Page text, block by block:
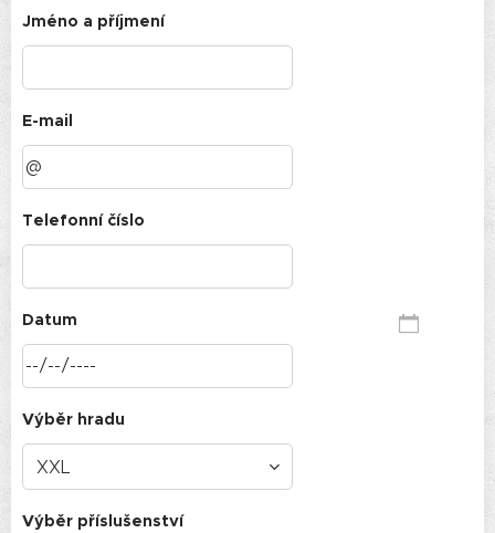
Jméno a příjmení
E-mail
Telefonní číslo
Datum
Výběr hradu
Výběr příslušenství